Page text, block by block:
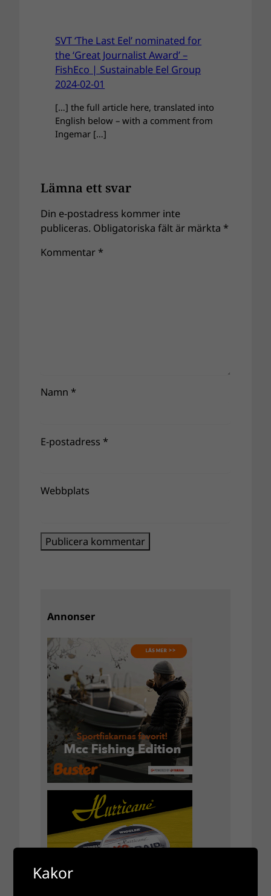
SVT ‘The Last Eel’ nominated for
the ‘Great Journalist Award’ –
FishEco | Sustainable Eel Group
2024-02-01
[…] the full article here, translated into
English below – with a comment from
Ingemar […]
Lämna ett svar
Din e-postadress kommer inte
publiceras. Obligatoriska fält är märkta *
Kommentar *
Namn *
E-postadress *
Webbplats
Annonser
Kakor